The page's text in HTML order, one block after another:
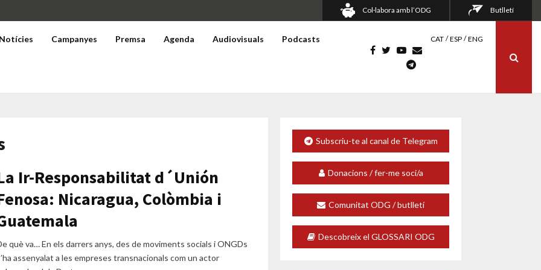
Col·labora amb l’ODG Butlletí
Campanyes Premsa Agenda Audiovisuals Podcasts CAT ESP ENG
Ir-Responsabilitat d´Unión
Nicaragua, Colòmbia i
què va… En els darrers anys, des de moviments socials i ONGDs
assenyalat a les empreses transnacionals com un actor
Subscriu-te al canal de Telegram
Donacions / fer-me soci/a
Comunitat ODG / butlletí
Descobreix el GLOSSARI ODG